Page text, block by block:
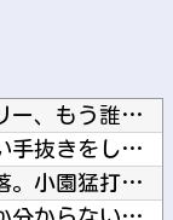
【悲報】ワールドトリガーのストーリー、もう誰も覚えてない他
【動画】ゲーフリ新作、とんでもない手抜きをしてしまうwwww...
カープ、ピースナイターで最下位転落。小園猛打賞2打点！モン2...